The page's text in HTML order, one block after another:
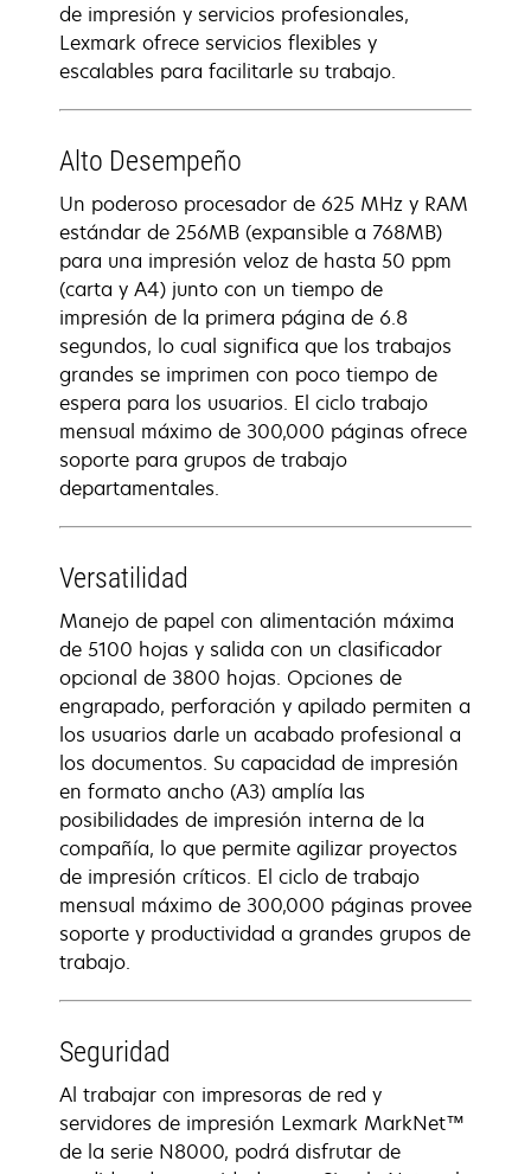
de impresión y servicios profesionales,
Lexmark ofrece servicios flexibles y
escalables para facilitarle su trabajo.
Alto Desempeño
Un poderoso procesador de 625 MHz y RAM
estándar de 256MB (expansible a 768MB)
para una impresión veloz de hasta 50 ppm
(carta y A4) junto con un tiempo de
impresión de la primera página de 6.8
segundos, lo cual significa que los trabajos
grandes se imprimen con poco tiempo de
espera para los usuarios. El ciclo trabajo
mensual máximo de 300,000 páginas ofrece
soporte para grupos de trabajo
departamentales.
Versatilidad
Manejo de papel con alimentación máxima
de 5100 hojas y salida con un clasificador
opcional de 3800 hojas. Opciones de
engrapado, perforación y apilado permiten a
los usuarios darle un acabado profesional a
los documentos. Su capacidad de impresión
en formato ancho (A3) amplía las
posibilidades de impresión interna de la
compañía, lo que permite agilizar proyectos
de impresión críticos. El ciclo de trabajo
mensual máximo de 300,000 páginas provee
soporte y productividad a grandes grupos de
trabajo.
Seguridad
Al trabajar con impresoras de red y
servidores de impresión Lexmark MarkNet™
de la serie N8000, podrá disfrutar de